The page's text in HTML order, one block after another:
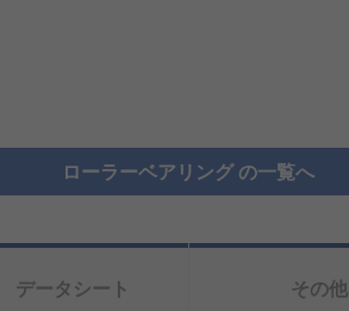
ローラーベアリング の一覧へ
データシート その他